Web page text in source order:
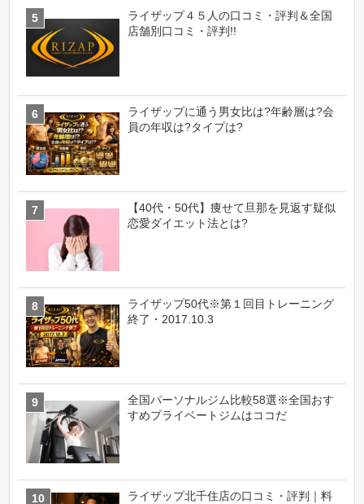
ライザップ４５人の口コミ・評判＆全国
店舗別口コミ・評判!!
ライザップに通う男女比は?年齢層は?会
員の年収は?タイプは?
【40代・50代】痩せて旦那を見返す疑似
恋愛ダイエット法とは?
ライザップ50代※第１回目トレーニング
終了・2017.10.3
全国パーソナルジム比較58選※全国おす
すめプライベートジムはココだ
ライザップ北千住店の口コミ・評判｜料